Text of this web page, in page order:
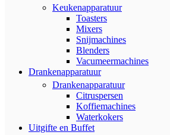
Keukenapparatuur
Toasters
Mixers
Snijmachines
Blenders
Vacumeermachines
Drankenapparatuur
Drankenapparatuur
Citruspersen
Koffiemachines
Waterkokers
Uitgifte en Buffet